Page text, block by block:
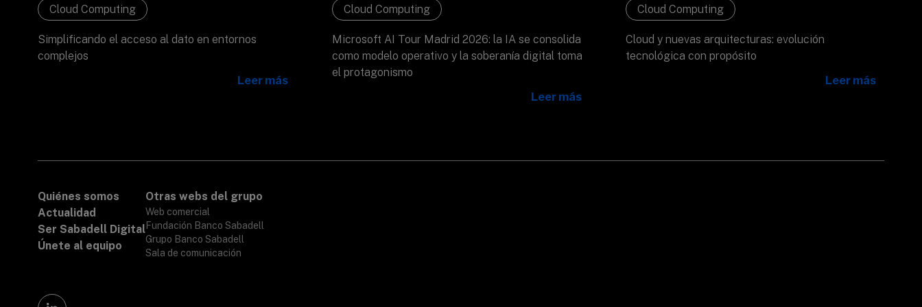
Cloud Computing
Simplificando el acceso al dato en entornos
complejos
Leer más
Cloud Computing
Microsoft AI Tour Madrid 2026: la IA se consolida
como modelo operativo y la soberanía digital toma
el protagonismo
Leer más
Cloud Computing
Cloud y nuevas arquitecturas: evolución
tecnológica con propósito
Leer más
Quiénes somos
Actualidad
Ser Sabadell Digital
Únete al equipo
Otras webs del grupo
Web comercial
Fundación Banco Sabadell
Grupo Banco Sabadell
Sala de comunicación